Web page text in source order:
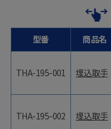
型番
THA-195-001
THA-195-002
商品名
埋込取手
埋込取手